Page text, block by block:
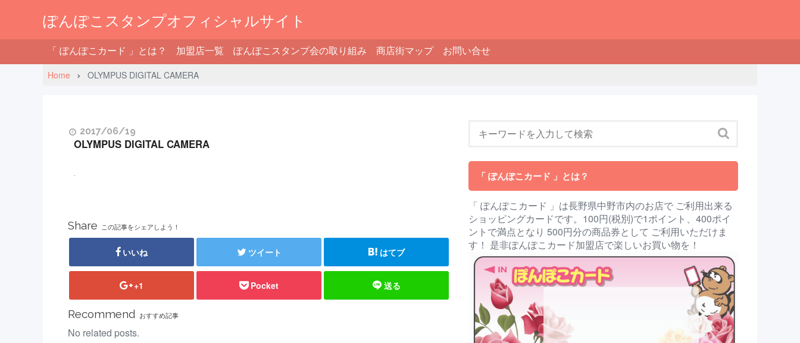
ぽんぽこスタンプオフィシャルサイト
「 ぽんぽこカード 」とは？ 加盟店一覧 ぽんぽこスタンプ会の取り組み 商店街マップ お問い合せ
Home OLYMPUS DIGITAL CAMERA
2017/06/19
OLYMPUS DIGITAL CAMERA
Share この記事をシェアしよう！
いいね ツイート はてブ
+1 Pocket 送る
Recommend おすすめ記事
No related posts.
「 ぽんぽこカード 」とは？
「 ぽんぽこカード 」は長野県中野市内のお店で ご利用出来る
ショッピングカードです。100円(税別)で1ポイント、400ポイ
ントで満点となり 500円分の商品券として ご利用いただけま
す！ 是非ぽんぽこカード加盟店で楽しいお買い物を！